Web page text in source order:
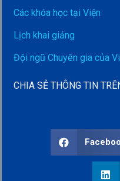
Các khóa học tại Viện
Lịch khai giảng
Đội ngũ Chuyên gia của
CHIA SẺ THÔNG TIN